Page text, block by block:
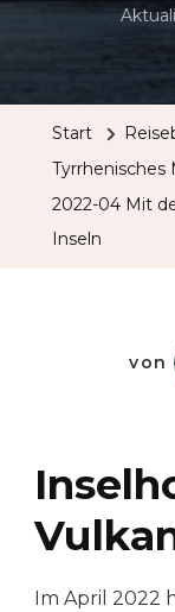
Start
Tyrrhenisches
2022-04 Mit
Inseln
von
Im April 2022